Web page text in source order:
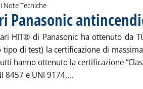
Note Tecniche
Panasonic
HIT® di Panasonic ha ottenuto da
tipo di test) la certificazione di
hanno ottenuto la certificazione
8457 e UNI 9174,...